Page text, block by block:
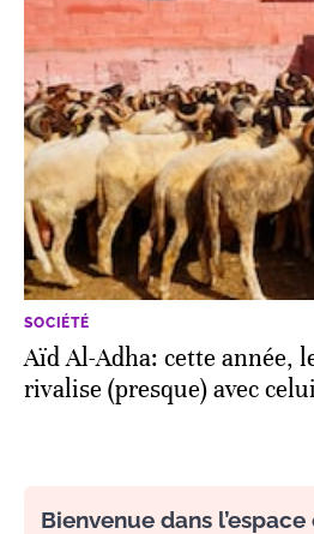
SOCIÉTÉ
Aïd Al-Adha: cette année,
rivalise (presque) avec
Bienvenue dans